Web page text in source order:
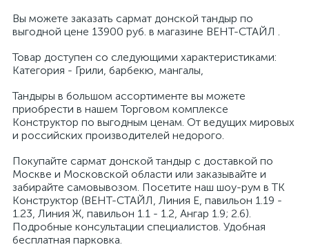
Вы можете заказать сармат донской тандыр по
выгодной цене 13900 руб. в магазине ВЕНТ-СТАЙЛ .
Товар доступен со следующими характеристиками:
Категория - Грили, барбекю, мангалы,
Тандыры в большом ассортименте вы можете
приобрести в нашем Торговом комплексе
Конструктор по выгодным ценам. От ведущих мировых
и российских производителей недорого.
Покупайте сармат донской тандыр с доставкой по
Москве и Московской области или заказывайте и
забирайте самовывозом. Посетите наш шоу-рум в ТК
Конструктор (ВЕНТ-СТАЙЛ, Линия Е, павильон 1.19 -
1.23, Линия Ж, павильон 1.1 - 1.2, Ангар 1.9; 2.6).
Подробные консультации специалистов. Удобная
бесплатная парковка.